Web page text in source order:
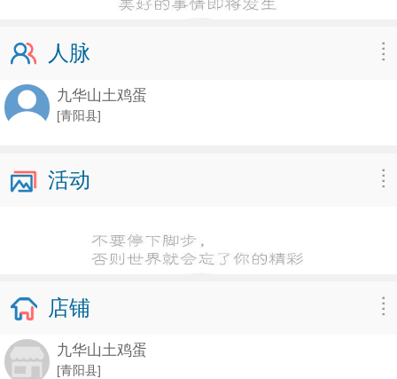
人脉
九华山土鸡蛋
[青阳县]
活动
店铺
九华山土鸡蛋
[青阳县]